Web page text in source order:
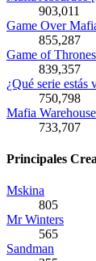
903,011
Game Over
855,287
Game of
839,357
¿Qué serie estás
750,798
Mafia
733,707
Principales
Mskina
805
Mr Winters
565
Sandman